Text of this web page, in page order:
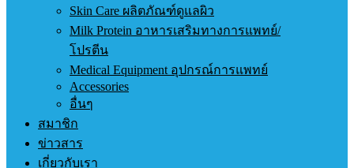
Skin Care ผลิตภัณฑ์ดูแลผิว
Milk Protein อาหารเสริมทางการแพทย์/
โปรตีน
Medical Equipment อุปกรณ์การแพทย์
Accessories
อื่นๆ
สมาชิก
ข่าวสาร
เกี่ยวกับเรา